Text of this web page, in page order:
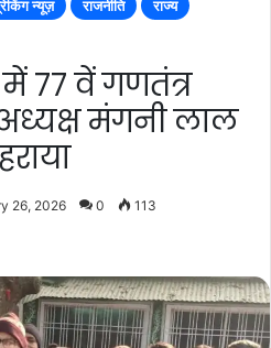
न्यूज़ राजनीति
राज्य
77 वें गणतंत्र
मंगनी लाल
26, 2026 0 113